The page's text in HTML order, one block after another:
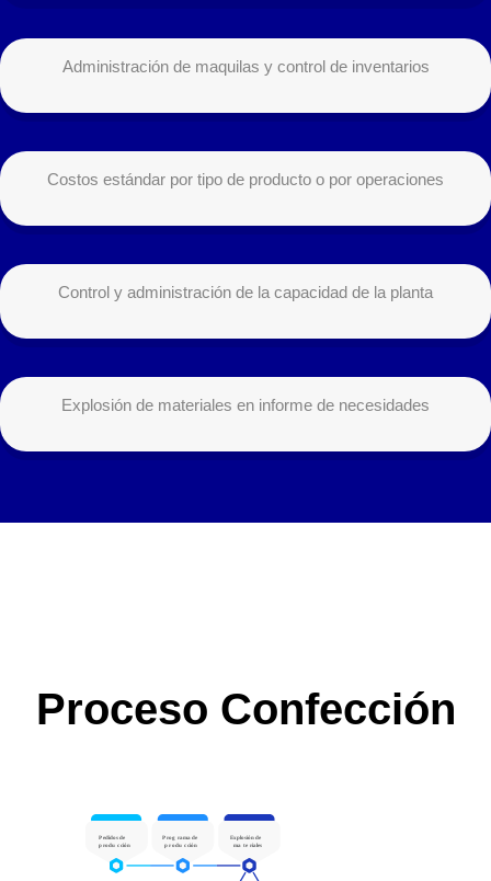
Administración de maquilas y control de inventarios
Costos estándar por tipo de producto o por operaciones
Control y administración de la capacidad de la planta
Explosión de materiales en informe de necesidades
Proceso Confección